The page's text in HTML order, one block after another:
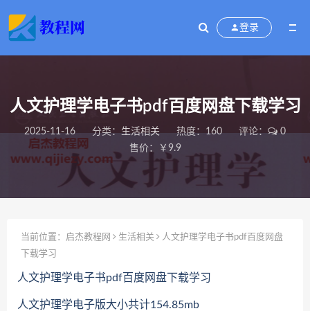
登录
人文护理学电子书pdf百度网盘下载学习
2025-11-16 分类：生活相关 热度：160 评论：
0
售价：￥9.9
当前位置： 启杰教程网 生活相关
人文护理学电子书pdf百度网盘
下载学习
人文护理学电子书pdf百度网盘下载学习
人文护理学电子版大小共计154.85mb